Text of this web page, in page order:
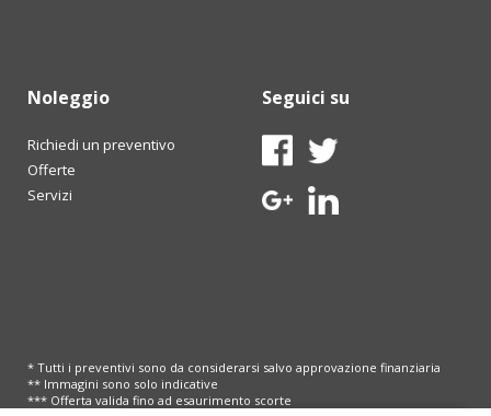
Noleggio
Richiedi un preventivo
Offerte
Servizi
Seguici su
* Tutti i preventivi sono da considerarsi salvo approvazione finanziaria
** Immagini sono solo indicative
*** Offerta valida fino ad esaurimento scorte